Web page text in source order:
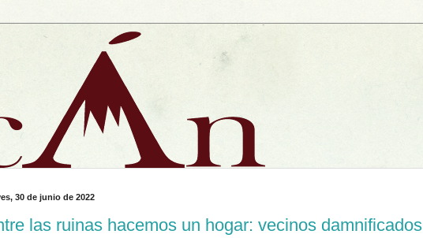
30 de junio de 2022
las ruinas hacemos un hogar: vecinos damnificados